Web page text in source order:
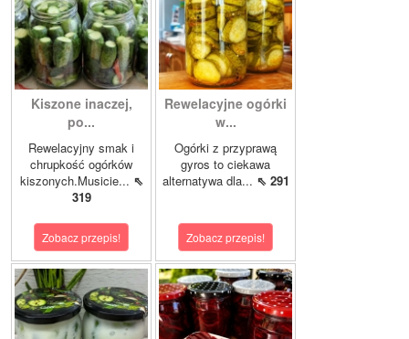
Kiszone inaczej,
po...
Rewelacyjny smak i
chrupkość ogórków
kiszonych.Musicie... ⇖
319
Zobacz przepis!
Rewelacyjne ogórki
w...
Ogórki z przyprawą
gyros to ciekawa
alternatywa dla... ⇖ 291
Zobacz przepis!